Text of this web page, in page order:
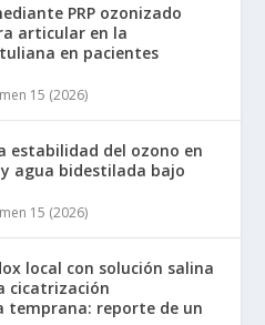
PRP ozonizado
articular en la
en pacientes
15 (2026)
estabilidad del ozono en
agua bidestilada bajo
15 (2026)
local con solución salina
cicatrización
temprana: reporte de un